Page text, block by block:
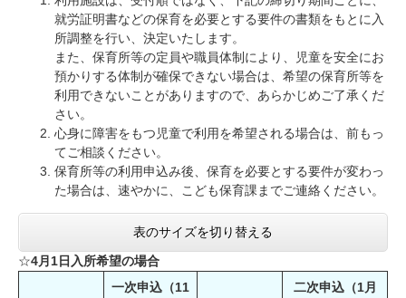
就労証明書などの保育を必要とする要件の書類をもとに入
所調整を行い、決定いたします。
また、保育所等の定員や職員体制により、児童を安全にお
預かりする体制が確保できない場合は、希望の保育所等を
利用できないことがありますので、あらかじめご了承くだ
さい。
心身に障害をもつ児童で利用を希望される場合は、前もっ
てご相談ください。
保育所等の利用申込み後、保育を必要とする要件が変わっ
た場合は、速やかに、こども保育課までご連絡ください。
表のサイズを切り替える
☆4月1日入所希望の場合
一次申込（11
二次申込（1月